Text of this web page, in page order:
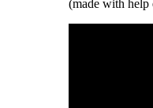
(made with help